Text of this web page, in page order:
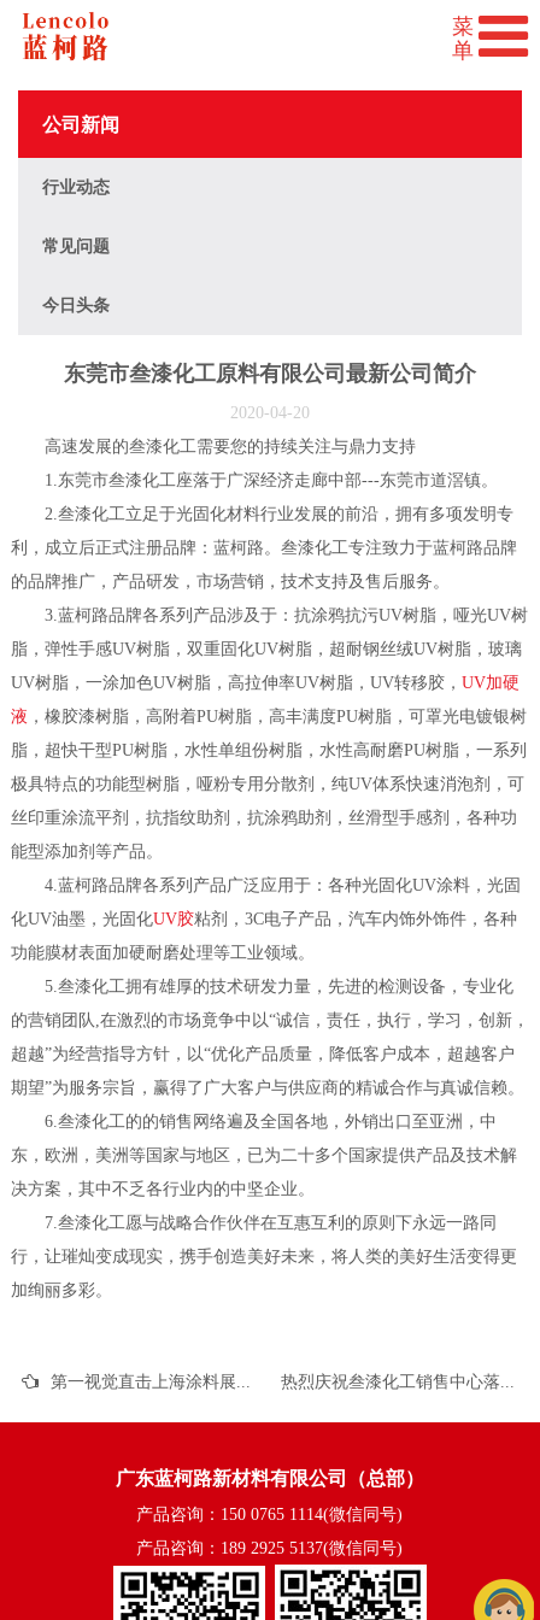
公司新闻
行业动态
常见问题
今日头条
东莞市叁漆化工原料有限公司最新公司简介
2020-04-20
高速发展的叁漆化工需要您的持续关注与鼎力支持
1.东莞市叁漆化工座落于广深经济走廊中部---东莞市道滘镇。
2.叁漆化工立足于光固化材料行业发展的前沿，拥有多项发明专
利，成立后正式注册品牌：蓝柯路。叁漆化工专注致力于蓝柯路品牌
的品牌推广，产品研发，市场营销，技术支持及售后服务。
3.蓝柯路品牌各系列产品涉及于：抗涂鸦抗污UV树脂，哑光UV树
脂，弹性手感UV树脂，双重固化UV树脂，超耐钢丝绒UV树脂，玻璃
UV树脂，一涂加色UV树脂，高拉伸率UV树脂，UV转移胶， UV加硬
液 ，橡胶漆树脂，高附着PU树脂，高丰满度PU树脂，可罩光电镀银树
脂，超快干型PU树脂，水性单组份树脂，水性高耐磨PU树脂，一系列
极具特点的功能型树脂，哑粉专用分散剂，纯UV体系快速消泡剂，可
丝印重涂流平剂，抗指纹助剂，抗涂鸦助剂，丝滑型手感剂，各种功
能型添加剂等产品。
4.蓝柯路品牌各系列产品广泛应用于：各种光固化UV涂料，光固
化UV油墨，光固化UV胶粘剂，3C电子产品，汽车内饰外饰件，各种
功能膜材表面加硬耐磨处理等工业领域。
5.叁漆化工拥有雄厚的技术研发力量，先进的检测设备，专业化
的营销团队,在激烈的市场竟争中以“诚信，责任，执行，学习，创新，
超越”为经营指导方针，以“优化产品质量，降低客户成本，超越客户
期望”为服务宗旨，赢得了广大客户与供应商的精诚合作与真诚信赖。
6.叁漆化工的的销售网络遍及全国各地，外销出口至亚洲，中
东，欧洲，美洲等国家与地区，已为二十多个国家提供产品及技术解
决方案，其中不乏各行业内的中坚企业。
7.叁漆化工愿与战略合作伙伴在互惠互利的原则下永远一路同
行，让璀灿变成现实，携手创造美好未来，将人类的美好生活变得更
加绚丽多彩。
广东蓝柯路新材料有限公司（总部）
产品咨询：150 0765 1114(微信同号)
产品咨询：189 2925 5137(微信同号)